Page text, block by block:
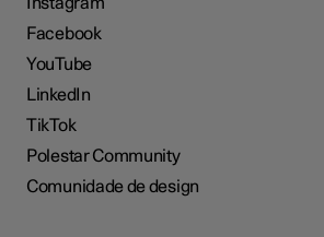
Facebook
YouTube
LinkedIn
TikTok
Polestar Community
Comunidade de design